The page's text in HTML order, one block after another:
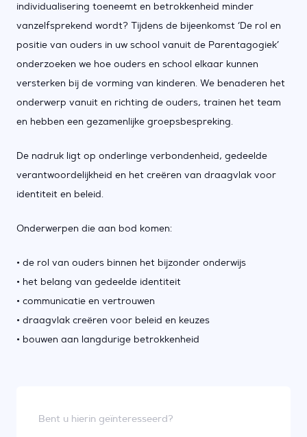
individualisering toeneemt en betrokkenheid minder
vanzelfsprekend wordt? Tijdens de bijeenkomst ‘De rol en
positie van ouders in uw school vanuit de Parentagogiek’
onderzoeken we hoe ouders en school elkaar kunnen
versterken bij de vorming van kinderen. We benaderen het
onderwerp vanuit en richting de ouders, trainen het team
en hebben een gezamenlijke groepsbespreking.
De nadruk ligt op onderlinge verbondenheid, gedeelde
verantwoordelijkheid en het creëren van draagvlak voor
identiteit en beleid.
Onderwerpen die aan bod komen:
• de rol van ouders binnen het bijzonder onderwijs
• het belang van gedeelde identiteit
• communicatie en vertrouwen
• draagvlak creëren voor beleid en keuzes
• bouwen aan langdurige betrokkenheid
Bent u hierin geïnteresseerd?